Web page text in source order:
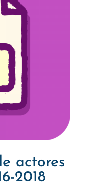
actores
2018